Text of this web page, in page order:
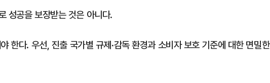
성공을 보장받는 것은 아니다.
한다. 우선, 진출 국가별 규제·감독 환경과 소비자 보호 기준에 대한 면밀한